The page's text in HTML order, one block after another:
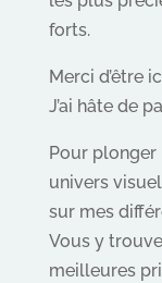
forts.
Merci d’être
J’ai hâte de
Pour
univers
sur mes
Vous y
meilleures